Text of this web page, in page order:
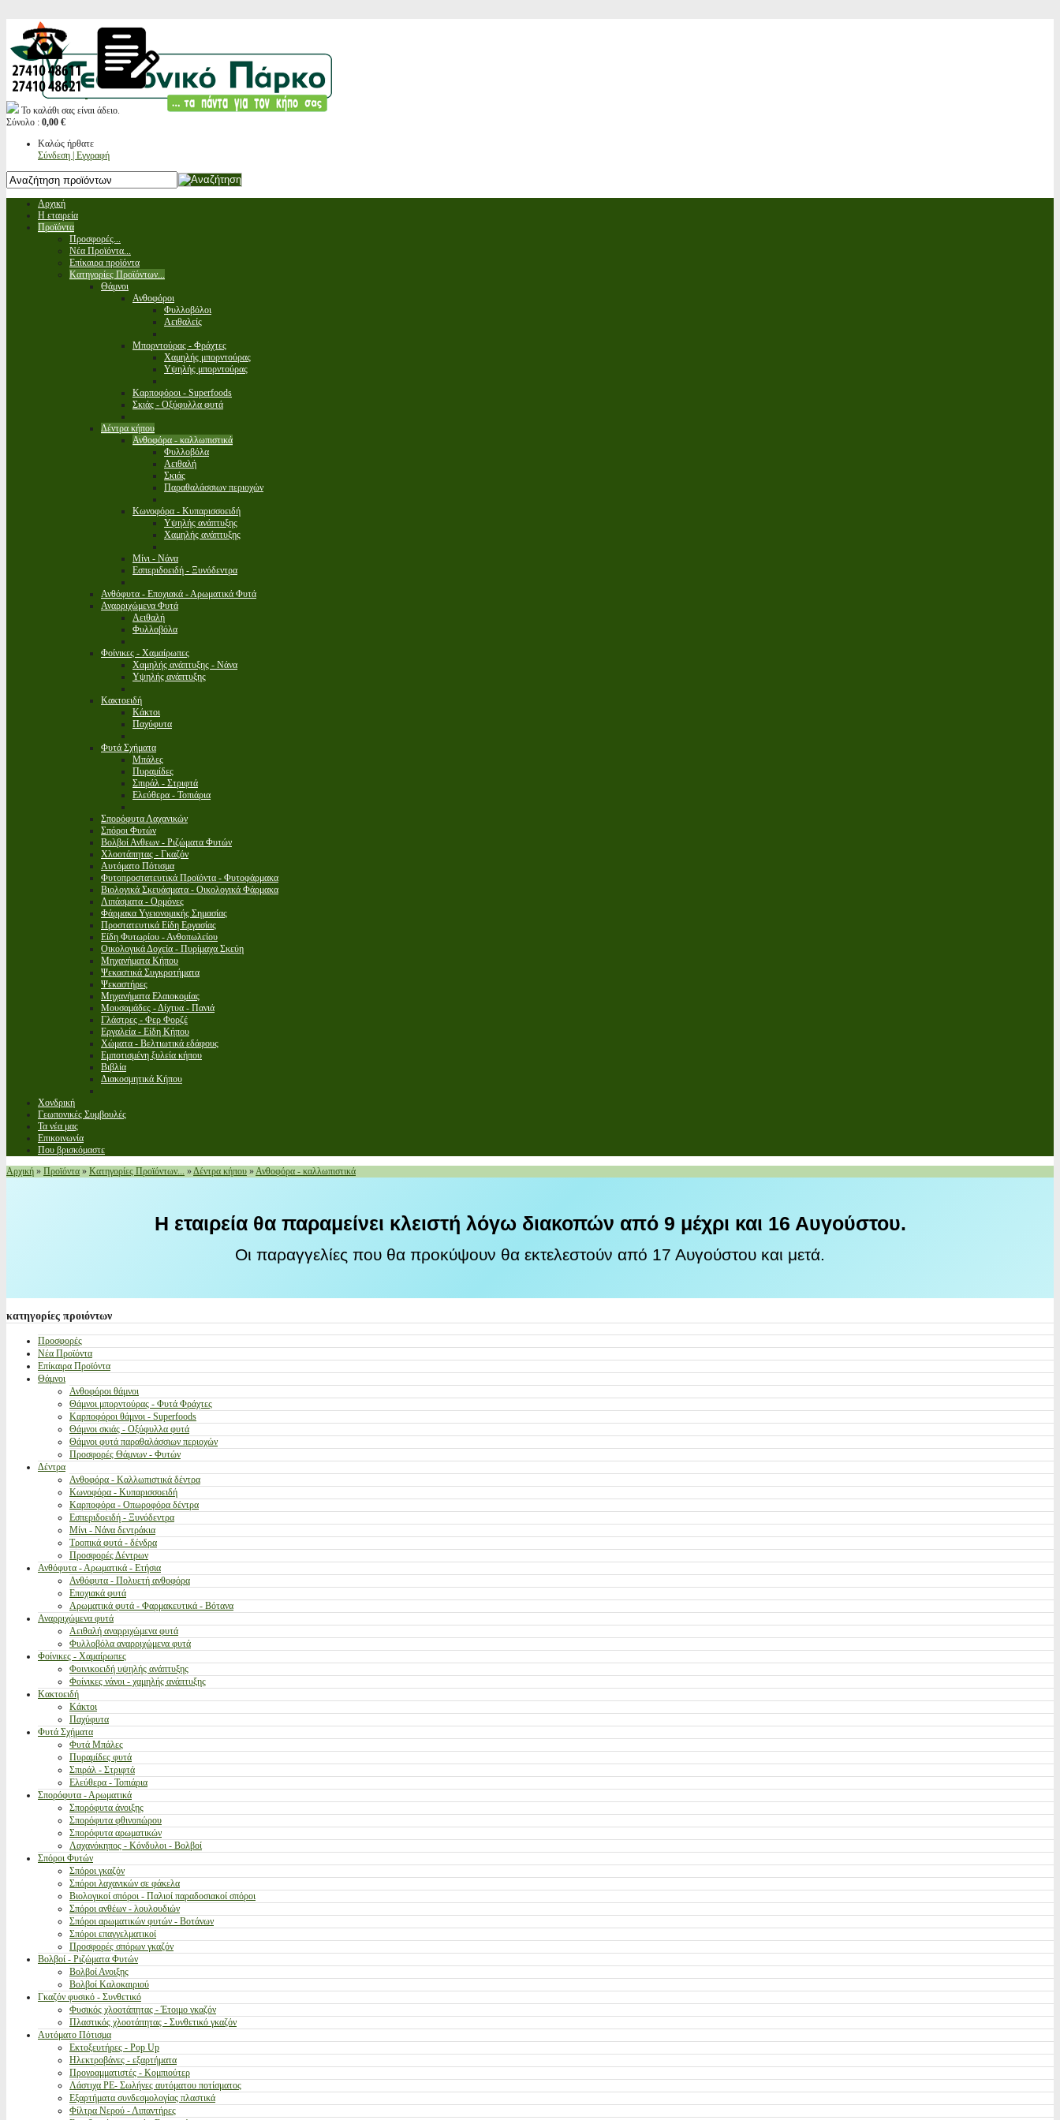
Το καλάθι σας είναι άδειο.
Σύνολο : 0,00 €
Καλώς ήρθατε
Σύνδεση | Εγγραφή
Αρχική
Η εταιρεία
Προϊόντα
Προσφορές...
Νέα Προϊόντα...
Επίκαιρα προϊόντα
Κατηγορίες Προϊόντων...
Θάμνοι
Ανθοφόροι
Φυλλοβόλοι
Αειθαλείς
Μπορντούρας - Φράχτες
Χαμηλής μπορντούρας
Υψηλής μπορντούρας
Καρποφόροι - Superfoods
Σκιάς - Οξύφυλλα φυτά
Δέντρα κήπου
Ανθοφόρα - καλλωπιστικά
Φυλλοβόλα
Αειθαλή
Σκιάς
Παραθαλάσσιων περιοχών
Κωνοφόρα - Κυπαρισσοειδή
Υψηλής ανάπτυξης
Χαμηλής ανάπτυξης
Μίνι - Νάνα
Εσπεριδοειδή - Ξυνόδεντρα
Ανθόφυτα - Εποχιακά - Αρωματικά Φυτά
Αναρριχώμενα Φυτά
Αειθαλή
Φυλλοβόλα
Φοίνικες - Χαμαίρωπες
Χαμηλής ανάπτυξης - Νάνα
Υψηλής ανάπτυξης
Κακτοειδή
Κάκτοι
Παχύφυτα
Φυτά Σχήματα
Μπάλες
Πυραμίδες
Σπιράλ - Στριφτά
Ελεύθερα - Τοπιάρια
Σπορόφυτα Λαχανικών
Σπόροι Φυτών
Βολβοί Ανθεων - Ριζώματα Φυτών
Χλοοτάπητας - Γκαζόν
Αυτόματο Πότισμα
Φυτοπροστατευτικά Προϊόντα - Φυτοφάρμακα
Βιολογικά Σκευάσματα - Οικολογικά Φάρμακα
Λιπάσματα - Ορμόνες
Φάρμακα Υγειονομικής Σημασίας
Προστατευτικά Είδη Εργασίας
Είδη Φυτωρίου - Ανθοπωλείου
Οικολογικά Δοχεία - Πυρίμαχα Σκεύη
Μηχανήματα Κήπου
Ψεκαστικά Συγκροτήματα
Ψεκαστήρες
Μηχανήματα Ελαιοκομίας
Μουσαμάδες - Δίχτυα - Πανιά
Γλάστρες - Φερ Φορζέ
Εργαλεία - Είδη Κήπου
Χώματα - Βελτιωτικά εδάφους
Εμποτισμένη ξυλεία κήπου
Βιβλία
Διακοσμητικά Κήπου
Χονδρική
Γεωπονικές Συμβουλές
Τα νέα μας
Επικοινωνία
Που βρισκόμαστε
Αρχική » Προϊόντα » Κατηγορίες Προϊόντων... »Δέντρα κήπου »Ανθοφόρα - καλλωπιστικά
Η εταιρεία θα παραμείνει κλειστή λόγω διακοπών από 9 μέχρι και 16 Αυγούστου.
Οι παραγγελίες που θα προκύψουν θα εκτελεστούν από 17 Αυγούστου και μετά.
κατηγορίες προιόντων
Προσφορές
Νέα Προϊόντα
Επίκαιρα Προϊόντα
Θάμνοι
Ανθοφόροι θάμνοι
Θάμνοι μπορντούρας - Φυτά Φράχτες
Καρποφόροι θάμνοι - Superfoods
Θάμνοι σκιάς - Οξύφυλλα φυτά
Θάμνοι φυτά παραθαλάσσιων περιοχών
Προσφορές Θάμνων - Φυτών
Δέντρα
Ανθοφόρα - Καλλωπιστικά δέντρα
Κωνοφόρα - Κυπαρισσοειδή
Καρποφόρα - Οπωροφόρα δέντρα
Εσπεριδοειδή - Ξυνόδεντρα
Μίνι - Νάνα δεντράκια
Τροπικά φυτά - δένδρα
Προσφορές Δέντρων
Ανθόφυτα - Αρωματικά - Ετήσια
Ανθόφυτα - Πολυετή ανθοφόρα
Εποχιακά φυτά
Αρωματικά φυτά - Φαρμακευτικά - Βότανα
Αναρριχώμενα φυτά
Αειθαλή αναρριχώμενα φυτά
Φυλλοβόλα αναρριχώμενα φυτά
Φοίνικες - Χαμαίρωπες
Φοινικοειδή υψηλής ανάπτυξης
Φοίνικες νάνοι - χαμηλής ανάπτυξης
Κακτοειδή
Κάκτοι
Παχύφυτα
Φυτά Σχήματα
Φυτά Μπάλες
Πυραμίδες φυτά
Σπιράλ - Στριφτά
Ελεύθερα - Τοπιάρια
Σπορόφυτα - Αρωματικά
Σπορόφυτα άνοιξης
Σπορόφυτα φθινοπώρου
Σπορόφυτα αρωματικών
Λαχανόκηπος - Κόνδυλοι - Βολβοί
Σπόροι Φυτών
Σπόροι γκαζόν
Σπόροι λαχανικών σε φάκελα
Βιολογικοί σπόροι - Παλιοί παραδοσιακοί σπόροι
Σπόροι ανθέων - λουλουδιών
Σπόροι αρωματικών φυτών - Βοτάνων
Σπόροι επαγγελματικοί
Προσφορές σπόρων γκαζόν
Βολβοί - Ριζώματα Φυτών
Βολβοί Ανοιξης
Βολβοί Καλοκαιριού
Γκαζόν φυσικό - Συνθετικό
Φυσικός χλοοτάπητας - Έτοιμο γκαζόν
Πλαστικός χλοοτάπητας - Συνθετικό γκαζόν
Αυτόματο Πότισμα
Εκτοξευτήρες - Pop Up
Ηλεκτροβάνες - εξαρτήματα
Προγραμματιστές - Κομπιούτερ
Λάστιχα PE- Σωλήνες αυτόματου ποτίσματος
Εξαρτήματα συνδεσμολογίας πλαστικά
Φίλτρα Νερού - Λιπαντήρες